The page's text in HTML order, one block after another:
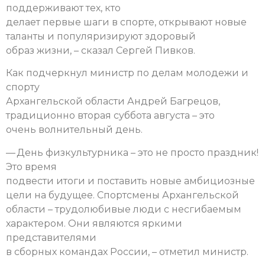
поддерживают тех, кто
делает первые шаги в спорте, открывают новые
таланты и популяризируют здоровый
образ жизни, – сказал Сергей Пивков.
Как подчеркнул министр по делам молодежи и
спорту
Архангельской области Андрей Багрецов,
традиционно вторая суббота августа – это
очень волнительный день.
— День физкультурника – это не просто праздник!
Это время
подвести итоги и поставить новые амбициозные
цели на будущее. Спортсмены Архангельской
области – трудолюбивые люди с несгибаемым
характером. Они являются яркими
представителями
в сборных командах России, – отметил министр.